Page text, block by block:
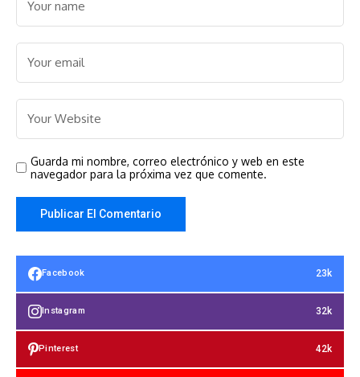
Guarda mi nombre, correo electrónico y web en este
navegador para la próxima vez que comente.
Facebook 23k
Instagram 32k
Pinterest 42k